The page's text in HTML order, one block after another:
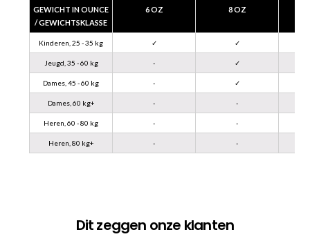
GEWICHT IN OUNCE
/ GEWICHTSKLASSE
6 OZ 8 OZ
Kinderen, 25 - 35 kg ✓ ✓
Jeugd, 35 - 60 kg - ✓
Dames, 45 - 60 kg - ✓
Dames, 60 kg+ - -
Heren, 60 - 80 kg - -
Heren, 80 kg+ - -
Dit zeggen onze klanten